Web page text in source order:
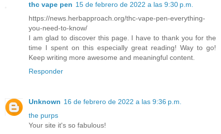
thc vape pen 15 de febrero de 2022 a las 9:30 p.m.
https://news.herbapproach.org/thc-vape-pen-everything-
you-need-to-know/
I am glad to discover this page. I have to thank you for the
time I spent on this especially great reading! Way to go!
Keep writing more awesome and meaningful content.
Responder
Unknown 16 de febrero de 2022 a las 9:36 p.m.
the purps
Your site it's so fabulous!